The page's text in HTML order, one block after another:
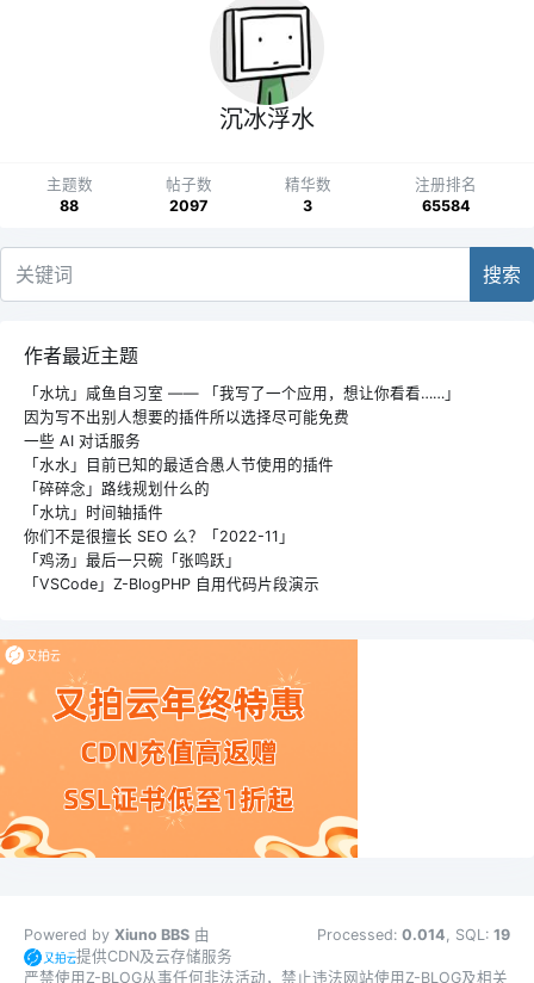
沉冰浮水
主题数
88
帖子数
2097
精华数
3
注册排名
65584
搜索
作者最近主题
「水坑」咸鱼自习室 —— 「我写了一个应用，想让你看看……」
因为写不出别人想要的插件所以选择尽可能免费
一些 AI 对话服务
「水水」目前已知的最适合愚人节使用的插件
「碎碎念」路线规划什么的
「水坑」时间轴插件
你们不是很擅长 SEO 么？「2022-11」
「鸡汤」最后一只碗「张鸣跃」
「VSCode」Z-BlogPHP 自用代码片段演示
Powered by Xiuno BBS 由
提供CDN及云存储服务
Processed: 0.014, SQL: 19
严禁使用Z-BLOG从事任何非法活动，禁止违法网站使用Z-BLOG及相关